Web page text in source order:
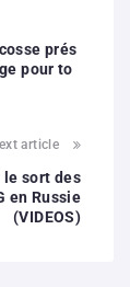
prés
pour to
article
le sort des
en Russie
(VIDEOS)